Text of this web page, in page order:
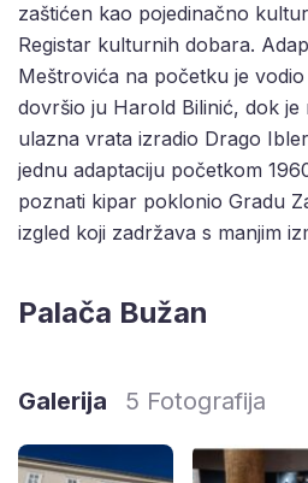
zaštićen kao pojedinačno
Registar kulturnih dobara.
Meštrovića na početku je vodio
dovršio ju Harold Bilinić, dok je
ulazna vrata izradio Drago
jednu adaptaciju početkom
poznati kipar poklonio Gradu
izgled koji zadržava s manjim
Palača Bužan
Galerija 5 Fotografija